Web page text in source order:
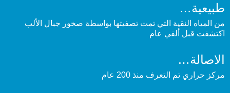
طبيعية
من المياه النقية التي تمت تصفيتها بواسطة صخور جبال الألب
اكتشفت قبل ألفي عام
الاصالة
مركز حراري تم التعرف منذ 200 عام